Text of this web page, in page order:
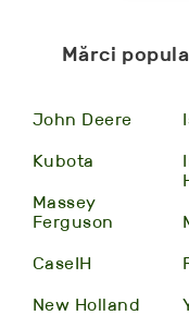
Mărci
John Deere
Kubota
Massey
Ferguson
CaseIH
New Holland